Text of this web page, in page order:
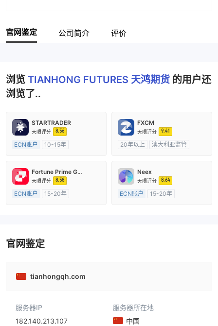
官网鉴定 公司简介 评价
浏览 TIANHONG FUTURES 天鸿期货 的用户还
浏览了..
STARTRADER
天眼评分 8.56
ECN账户
10-15年
主标MT4
FXCM
天眼评分 9.41
20年以上
澳大利亚监管
Fortune Prime Global
天眼评分 8.58
ECN账户
15-20年
Neex
天眼评分 8.64
ECN账户
15-20年
官网鉴定
tianhongqh.com
服务器IP
182.140.213.107
服务器所在地
中国